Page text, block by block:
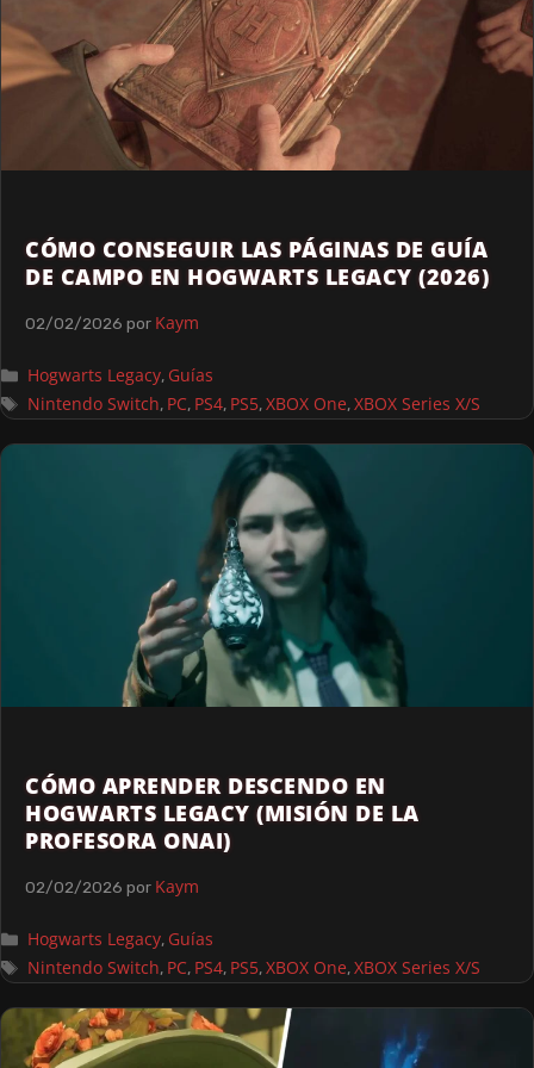
CÓMO CONSEGUIR LAS PÁGINAS DE GUÍA
DE CAMPO EN HOGWARTS LEGACY (2026)
02/02/2026 por Kaym
Hogwarts Legacy, Guías
Nintendo Switch, PC, PS4, PS5,XBOX One,XBOX Series X/S
CÓMO APRENDER DESCENDO EN
HOGWARTS LEGACY (MISIÓN DE LA
PROFESORA ONAI)
02/02/2026 por Kaym
Hogwarts Legacy, Guías
Nintendo Switch, PC, PS4, PS5,XBOX One,XBOX Series X/S